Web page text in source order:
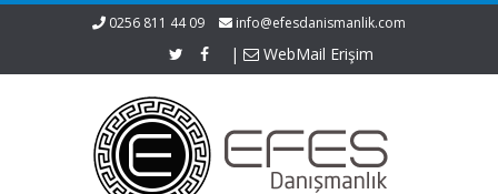
0256 811 44 09 info@efesdanismanlik.com
| WebMail Erişim